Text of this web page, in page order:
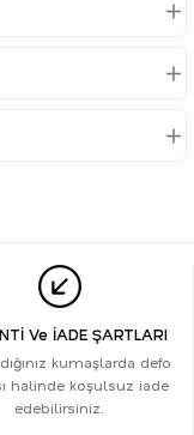
Ve İADE ŞARTLARI
kumaşlarda defo
halinde koşulsuz iade
edebilirsiniz.